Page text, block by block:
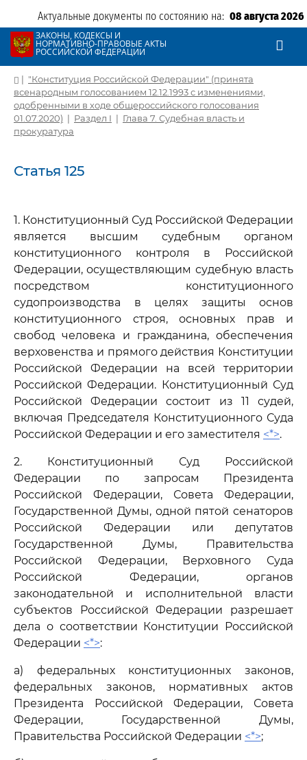
Актуальные документы по состоянию на: 08 августа 2026
ЗАКОНЫ, КОДЕКСЫ И
НОРМАТИВНО-ПРАВОВЫЕ АКТЫ
РОССИЙСКОЙ ФЕДЕРАЦИИ
| "Конституция Российской Федерации" (принята
всенародным голосованием 12.12.1993 с изменениями,
одобренными в ходе общероссийского голосования
01.07.2020) | Раздел I | Глава 7. Судебная власть и
прокуратура
Статья 125
1. Конституционный Суд Российской Федерации
является высшим судебным органом
конституционного контроля в Российской
Федерации, осуществляющим судебную власть
посредством конституционного
судопроизводства в целях защиты основ
конституционного строя, основных прав и
свобод человека и гражданина, обеспечения
верховенства и прямого действия Конституции
Российской Федерации на всей территории
Российской Федерации. Конституционный Суд
Российской Федерации состоит из 11 судей,
включая Председателя Конституционного Суда
Российской Федерации и его заместителя <*>.
2. Конституционный Суд Российской
Федерации по запросам Президента
Российской Федерации, Совета Федерации,
Государственной Думы, одной пятой сенаторов
Российской Федерации или депутатов
Государственной Думы, Правительства
Российской Федерации, Верховного Суда
Российской Федерации, органов
законодательной и исполнительной власти
субъектов Российской Федерации разрешает
дела о соответствии Конституции Российской
Федерации <*>:
а) федеральных конституционных законов,
федеральных законов, нормативных актов
Президента Российской Федерации, Совета
Федерации, Государственной Думы,
Правительства Российской Федерации <*>;